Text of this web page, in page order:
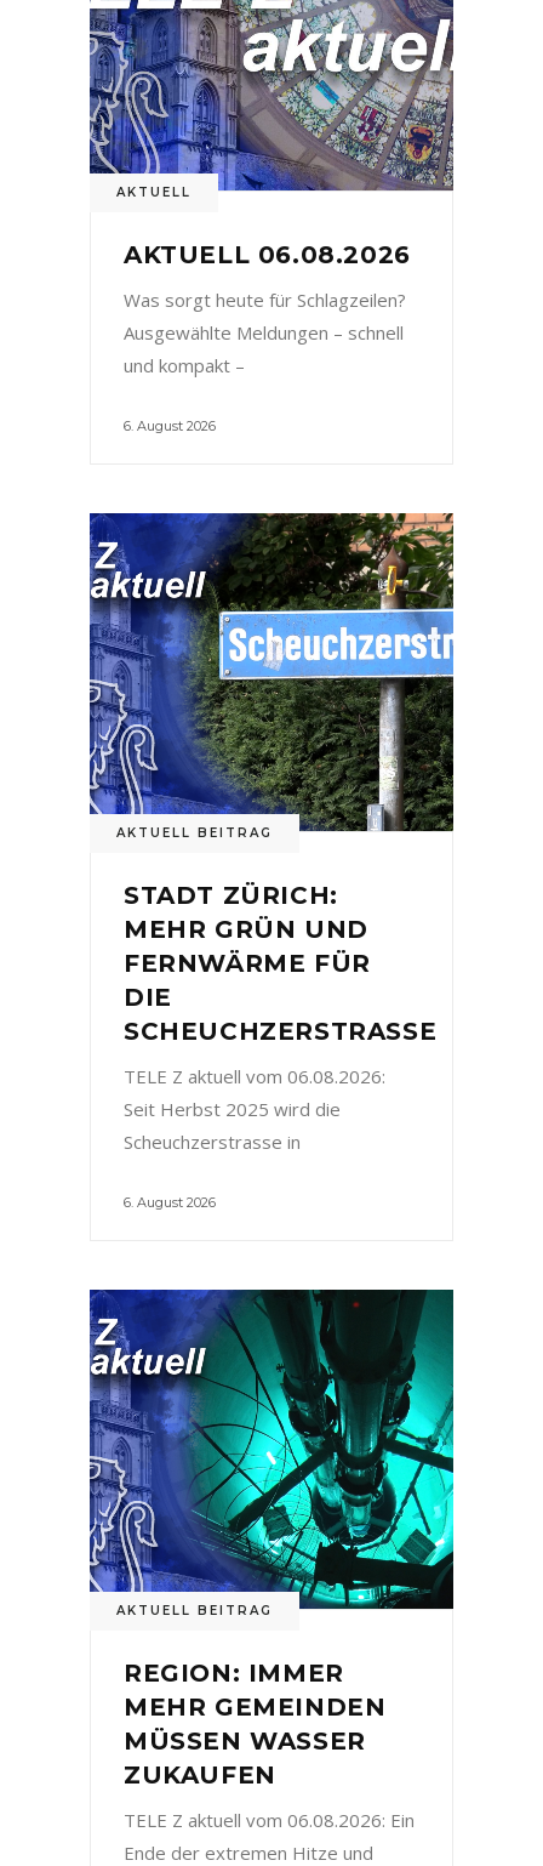
AKTUELL
AKTUELL 06.08.2026
Was sorgt heute für Schlagzeilen?
Ausgewählte Meldungen – schnell
und kompakt –
6. August 2026
AKTUELL BEITRAG
STADT ZÜRICH:
MEHR GRÜN UND
FERNWÄRME FÜR
DIE
SCHEUCHZERSTRASSE
TELE Z aktuell vom 06.08.2026:
Seit Herbst 2025 wird die
Scheuchzerstrasse in
6. August 2026
AKTUELL BEITRAG
REGION: IMMER
MEHR GEMEINDEN
MÜSSEN WASSER
ZUKAUFEN
TELE Z aktuell vom 06.08.2026: Ein
Ende der extremen Hitze und